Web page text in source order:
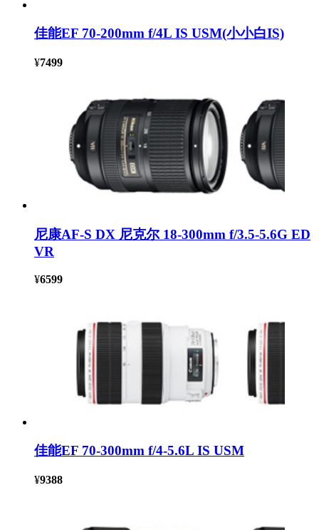
佳能EF 70-200mm f/4L IS USM(小小白IS)
¥7499
尼康AF-S DX 尼克尔 18-300mm f/3.5-5.6G ED
VR
¥6599
佳能EF 70-300mm f/4-5.6L IS USM
¥9388